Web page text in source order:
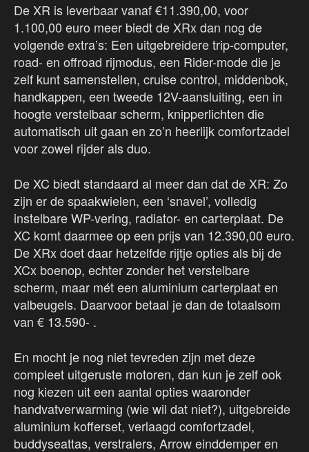
De XR is leverbaar vanaf €11.390,00, voor
1.100,00 euro meer biedt de XRx dan nog de
volgende extra’s: Een uitgebreidere trip-computer,
road- en offroad rijmodus, een Rider-mode die je
zelf kunt samenstellen, cruise control, middenbok,
handkappen, een tweede 12V-aansluiting, een in
hoogte verstelbaar scherm, knipperlichten die
automatisch uit gaan en zo’n heerlijk comfortzadel
voor zowel rijder als duo.
De XC biedt standaard al meer dan dat de XR: Zo
zijn er de spaakwielen, een ‘snavel’, volledig
instelbare WP-vering, radiator- en carterplaat. De
XC komt daarmee op een prijs van 12.390,00 euro.
De XRx doet daar hetzelfde rijtje opties als bij de
XCx boenop, echter zonder het verstelbare
scherm, maar mét een aluminium carterplaat en
valbeugels. Daarvoor betaal je dan de totaalsom
van € 13.590- .
En mocht je nog niet tevreden zijn met deze
compleet uitgeruste motoren, dan kun je zelf ook
nog kiezen uit een aantal opties waaronder
handvatverwarming (wie wil dat niet?), uitgebreide
aluminium kofferset, verlaagd comfortzadel,
buddyseattas, verstralers, Arrow einddemper en